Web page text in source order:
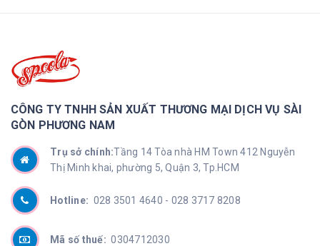
CÔNG TY TNHH SẢN XUẤT THƯƠNG MẠI DỊCH VỤ SÀI
GÒN PHƯƠNG NAM
Trụ sở chính:Tầng 14 Tòa nhà HM Town 412 Nguyễn
Thị Minh khai, phường 5, Quận 3, Tp.HCM
Hotline: 028 3501 4640 - 028 3717 8208
Mã số thuế:0304712030